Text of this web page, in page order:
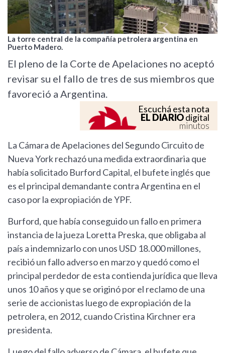
La torre central de la compañía petrolera argentina en
Puerto Madero.
El pleno de la Corte de Apelaciones no aceptó
revisar su el fallo de tres de sus miembros que
favoreció a Argentina.
Escuchá esta nota
EL DIARIOdigital
minutos
La Cámara de Apelaciones del Segundo Circuito de
Nueva York rechazó una medida extraordinaria que
había solicitado Burford Capital, el bufete inglés que
es el principal demandante contra Argentina en el
caso por la expropiación de YPF.
Burford, que había conseguido un fallo en primera
instancia de la jueza Loretta Preska, que obligaba al
país a indemnizarlo con unos USD 18.000 millones,
recibió un fallo adverso en marzo y quedó como el
principal perdedor de esta contienda jurídica que lleva
unos 10 años y que se originó por el reclamo de una
serie de accionistas luego de expropiación de la
petrolera, en 2012, cuando Cristina Kirchner era
presidenta.